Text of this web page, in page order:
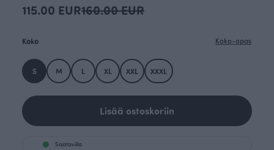
115.00 EUR160.00 EUR
Koko Koko-opas
S M L XL XXL XXXL
Lisää ostoskoriin
Saatavilla